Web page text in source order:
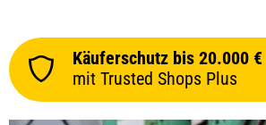
Käuferschutz bis 20.000 €
mit Trusted Shops Plus